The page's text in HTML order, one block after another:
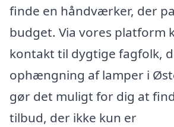
finde en håndværker, der
budget. Via vores platform
kontakt til dygtige fagfolk,
ophængning af lamper i
gør det muligt for dig at
tilbud, der ikke kun er